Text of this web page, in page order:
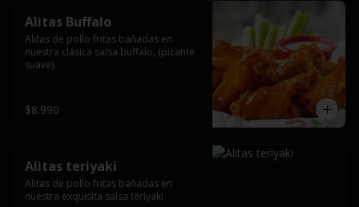
Alitas Buffalo
Alitas de pollo fritas bañadas en
nuestra clásica salsa buffalo, (picante
suave).
$8.990
Alitas teriyaki
Alitas de pollo fritas bañadas en
nuestra exquisita salsa teriyaki